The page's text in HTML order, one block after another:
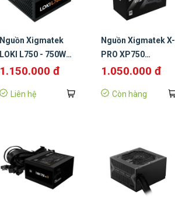
Nguồn Xigmatek
LOKI L750 - 750W
(PCIe 5.1, ATX 3.1,
1.150.000 đ
Liên hệ
Nguồn Xigmatek X-
PRO XP750
EN41013 (Màu đen)
1.050.000 đ
Còn hàng